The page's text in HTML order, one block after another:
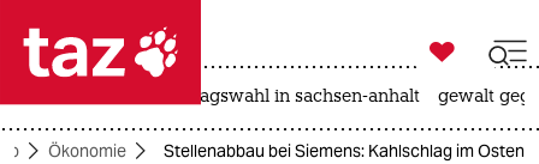
 taz zahl ich
taz zahl ich

taz zahl ich
landtagswahl in sachsen-anhalt gewalt
Ökonomie Stellenabbau bei Siemens: Kahlschlag im Osten